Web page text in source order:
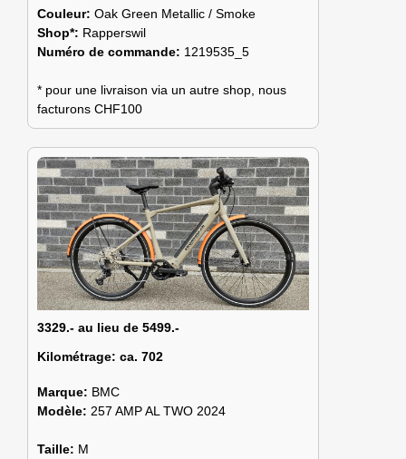
Couleur: Oak Green Metallic / Smoke
Shop*: Rapperswil
Numéro de commande: 1219535_5
* pour une livraison via un autre shop, nous
facturons CHF100
3329.- au lieu de 5499.-
Kilométrage: ca. 702
Marque: BMC
Modèle: 257 AMP AL TWO 2024
Taille: M